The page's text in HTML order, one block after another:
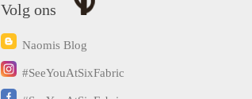
Volg ons
Naomis Blog
#SeeYouAtSixFabric